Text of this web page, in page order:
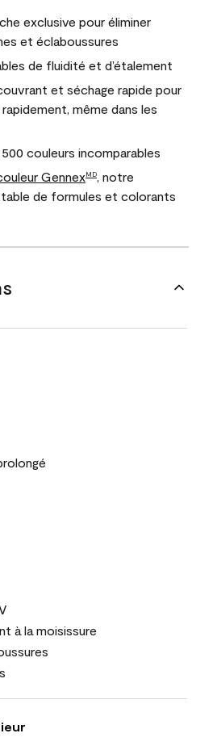
exclusive pour éliminer
et éclaboussures
de fluidité et d’étalement
et séchage rapide pour
même dans les
couleurs incomparables
GennexMD
, notre
de formules et colorants
à la moisissure